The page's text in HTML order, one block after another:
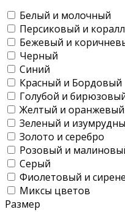
Белый и молочный
Персиковый и
Бежевый и
Черный
Синий
Красный и Бордовый
Голубой и
Желтый и оранжевый
Зеленый и
Золото и серебро
Розовый и
Серый
Фиолетовый и
Миксы цветов
Размер